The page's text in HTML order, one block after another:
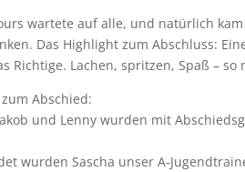
wartete auf alle, und natürlich
Das Highlight zum Abschluss:
Richtige. Lachen, spritzen, Spaß – so
Abschied:
und Lenny wurden mit
wurden Sascha unser A-